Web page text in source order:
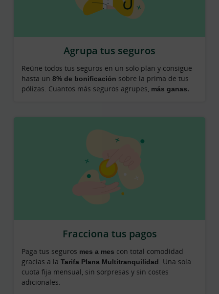
Agrupa tus seguros
Reúne todos tus seguros en un solo plan y consigue
hasta un 8% de bonificación sobre la prima de tus
pólizas. Cuantos más seguros agrupes, más ganas.
Fracciona tus pagos
Paga tus seguros mes a mes con total comodidad
gracias a la Tarifa Plana Multitranquilidad. Una sola
cuota fija mensual, sin sorpresas y sin costes
adicionales.